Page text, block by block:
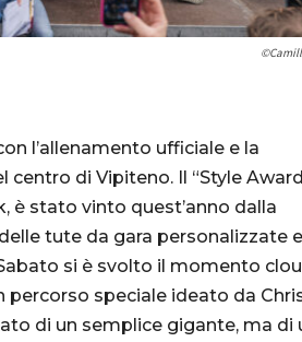
l’allenamento ufficiale e la
di Vipiteno. Il “Style
è stato vinto quest’anno dalla
tute da gara personalizzate
si è svolto il momento
percorso speciale ideato da
di un semplice gigante, ma di